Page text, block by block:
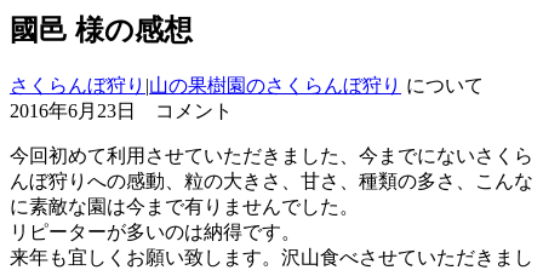
國邑 様の感想
さくらんぼ狩り |山の果樹園のさくらんぼ狩り について
2016年6月23日 コメント
今回初めて利用させていただきました、 今までにないさくら
んぼ狩りへの感動、粒の大きさ、甘さ、種類の多さ、こんな
に素敵な園は今まで有りませんでした。
リピーターが多いのは納得です。
来年も宜しくお願い致します。沢山食べさせていただきまし